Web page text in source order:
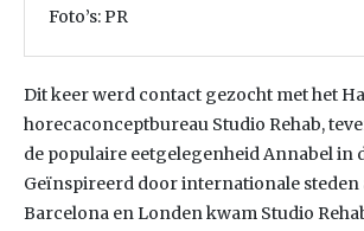
Foto’s: PR
Dit keer werd contact gezocht met het
horecaconceptbureau Studio Rehab,
de populaire eetgelegenheid Annabel in
Geïnspireerd door internationale steden
Barcelona en Londen kwam Studio